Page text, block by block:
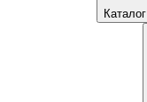
Каталог